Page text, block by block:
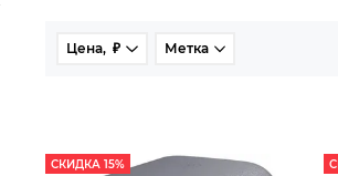
Цена, ₽ Метка
СКИДКА 15%